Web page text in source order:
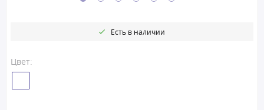
Цвет:
Есть в наличии